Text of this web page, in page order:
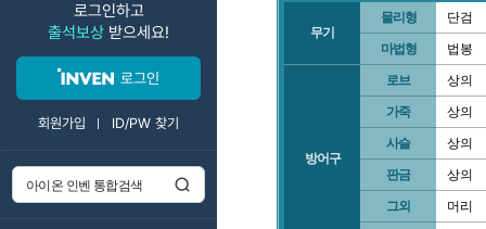
로그인하고
출석보상 받으세요!
로그인
회원가입 ID/PW 찾기
무기
물리형 단검
마법형 법봉
방어구
로브 상의
가죽 상의
사슬 상의
판금 상의
그외 머리